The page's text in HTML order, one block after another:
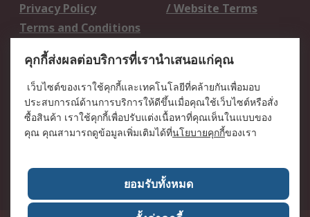
Privacy Policy
/ Website Terms
Terms and Conditions
เกี่ยวกับ RS / About RS
RS ทั่วโลก / RS
Worldwide
ข่าวประชาสัมพันธ์ / Press
Centre
บริษัทในเครือ RS /
วิธีการชำระเงิน /
เกี่ยวกับ RS / About RS
อาชีพที่ RS / Careers
คุกกี้ส่งผลต่อบริการที่เรานำเสนอแก่คุณ
เว็บไซต์ของเราใช้คุกกี้และเทคโนโลยีที่คล้ายกันเพื่อมอบ
ประสบการณ์ด้านการบริการให้ดีขึ้นเมื่อคุณใช้เว็บไซต์หรือสั่ง
ซื้อสินค้า เราใช้คุกกี้เพื่อปรับแต่งเนื้อหาที่คุณเห็นในแบบของ
คุณ คุณสามารถดูข้อมูลเพิ่มเติมได้ที่นโยบายคุกกี้ของเรา
ยอมรับทั้งหมด